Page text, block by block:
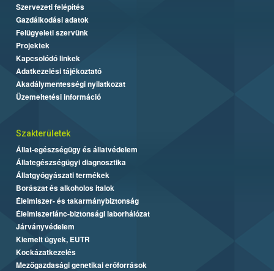
Szervezeti felépítés
Gazdálkodási adatok
Felügyeleti szervünk
Projektek
Kapcsolódó linkek
Adatkezelési tájékoztató
Akadálymentességi nyilatkozat
Üzemeltetési információ
Szakterületek
Állat-egészségügy és állatvédelem
Állategészségügyi diagnosztika
Állatgyógyászati termékek
Borászat és alkoholos italok
Élelmiszer- és takarmánybiztonság
Élelmiszerlánc-biztonsági laborhálózat
Járványvédelem
Kiemelt ügyek, EUTR
Kockázatkezelés
Mezőgazdasági genetikai erőforrások